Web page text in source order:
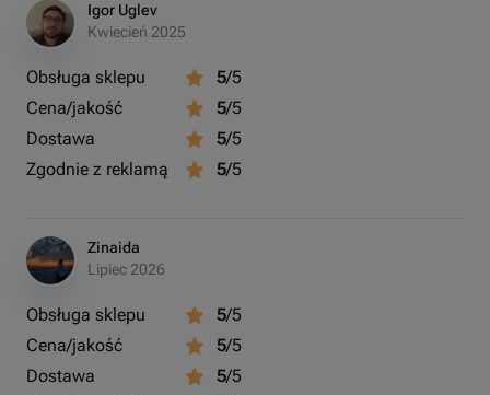
Igor Uglev
Kwiecień 2025
Obsługa sklepu 5/5
Cena/jakość
5/5
Dostawa
5/5
Zgodnie z reklamą
5/5
Zinaida
Lipiec 2026
Obsługa sklepu 5/5
Cena/jakość
5/5
Dostawa
5/5